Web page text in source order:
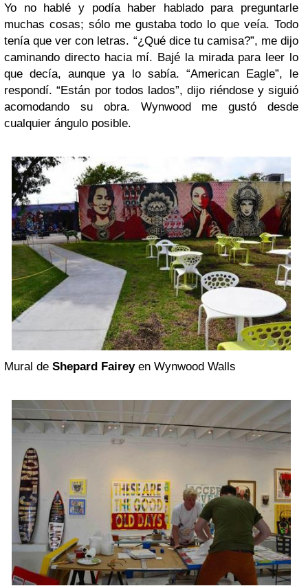
Yo no hablé y podía haber hablado para preguntarle
muchas cosas; sólo me gustaba todo lo que veía. Todo
tenía que ver con letras. “¿Qué dice tu camisa?”, me dijo
caminando directo hacia mí. Bajé la mirada para leer lo
que decía, aunque ya lo sabía. “American Eagle”, le
respondí. “Están por todos lados”, dijo riéndose y siguió
acomodando su obra. Wynwood me gustó desde
cualquier ángulo posible.
Mural de Shepard Faireyen Wynwood Walls